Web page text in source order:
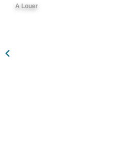
A Louer